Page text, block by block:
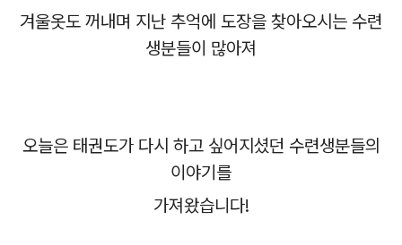
겨울옷도 꺼내며 지난 추억에 도장을 찾아오시는 수련
생분들이 많아져
오늘은 태권도가 다시 하고 싶어지셨던 수련생분들의
이야기를
가져왔습니다!